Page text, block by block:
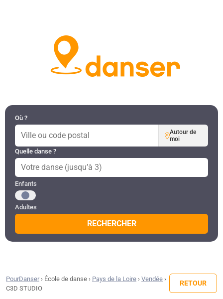
Où ?
Autour de
moi
Quelle danse ?
Public recherché
Enfants
Adultes
RECHERCHER
PourDanser› École de danse › Pays de la Loire › Vendée ›
C3D STUDIO
RETOUR